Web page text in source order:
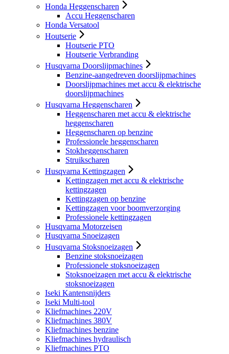
Honda Heggenscharen
Accu Heggenscharen
Honda Versatool
Houtserie
Houtserie PTO
Houtserie Verbranding
Husqvarna Doorslijpmachines
Benzine-aangedreven doorslijpmachines
Doorslijpmachines met accu & elektrische
doorslijpmachines
Husqvarna Heggenscharen
Heggenscharen met accu & elektrische
heggenscharen
Heggenscharen op benzine
Professionele heggenscharen
Stokheggenscharen
Struikscharen
Husqvarna Kettingzagen
Kettingzagen met accu & elektrische
kettingzagen
Kettingzagen op benzine
Kettingzagen voor boomverzorging
Professionele kettingzagen
Husqvarna Motorzeisen
Husqvarna Snoeizagen
Husqvarna Stoksnoeizagen
Benzine stoksnoeizagen
Professionele stoksnoeizagen
Stoksnoeizagen met accu & elektrische
stoksnoeizagen
Iseki Kantensnijders
Iseki Multi-tool
Kliefmachines 220V
Kliefmachines 380V
Kliefmachines benzine
Kliefmachines hydraulisch
Kliefmachines PTO